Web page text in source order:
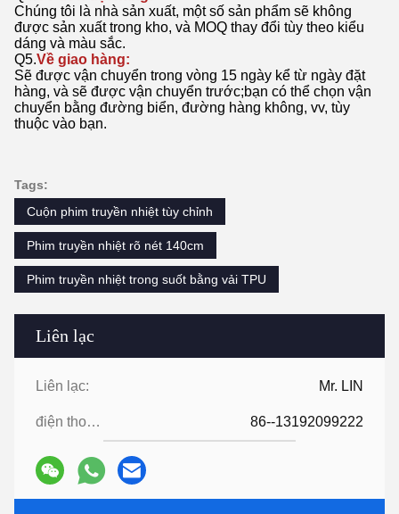
Liên lạc
Liên lạc: Mr. LIN
điện thoại: 86--13192099222
Chúng tôi là nhà sản xuất, một số sản phẩm sẽ không
được sản xuất trong kho, và MOQ thay đổi tùy theo kiểu
dáng và màu sắc.
Q5.Về giao hàng:
Sẽ được vận chuyển trong vòng 15 ngày kể từ ngày đặt
hàng, và sẽ được vận chuyển trước;bạn có thể chọn vận
chuyển bằng đường biển, đường hàng không, vv, tùy
thuộc vào bạn.
Tags:
Cuộn phim truyền nhiệt tùy chỉnh
Phim truyền nhiệt rõ nét 140cm
Phim truyền nhiệt trong suốt bằng vải TPU